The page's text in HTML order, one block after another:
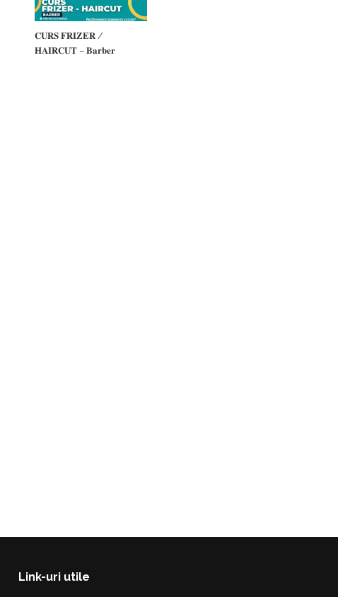
𝐂𝐔𝐑𝐒 𝐅𝐑𝐈𝐙𝐄𝐑 /
𝐇𝐀𝐈𝐑𝐂𝐔𝐓 – 𝐁𝐚𝐫𝐛𝐞𝐫
Link-uri utile